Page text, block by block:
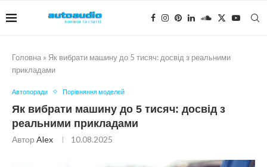
Головна » Як вибрати машину до 5 тисяч: досвід з реальними
прикладами
Автопоради Порівняння моделей
Як вибрати машину до 5 тисяч: досвід з
реальними прикладами
Автор Alex 10.08.2025